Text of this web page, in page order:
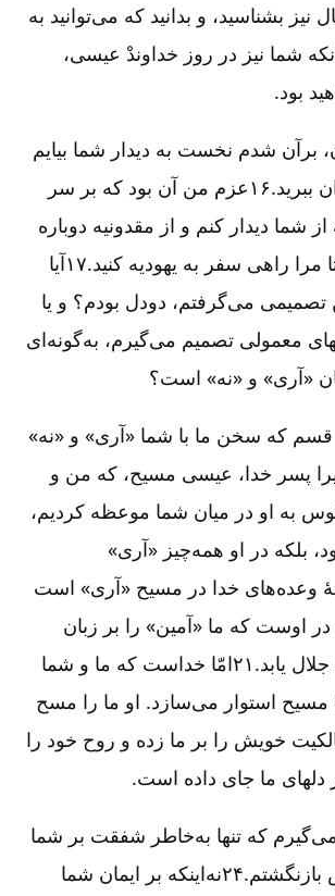
نیز بشناسید، و بدانید که می‌توانید به
شما نیز در روز خداوندْ عیسی،
بود.
بر‌آن شدم نخست به دیدار شما بیایم
تا بهره‌ای دوچندان ببرید.۱۶عزم من آن بود که بر سر
شما دیدار کنم و از مقدونیه دوباره
نزدتان بازگردم تا مرا راهی سفر به یهودیه کنید.۱۷آیا
تصمیمی می‌گرفتم، دودل بودم؟ و یا
معمولی تصمیم می‌گیرم، به‌گونه‌ای
«آری» و «نه» است؟
قسم که سخن ما با شما «آری» و «نه»
است.۱۹زیرا پسر خدا، عیسی مسیح، که من و
به او در میان شما موعظه کردیم،
بلکه در او همه‌چیز «آری»
همۀ وعده‌های خدا در مسیح «آری» است
اوست که ما «آمین» را بر زبان
می‌آوریم، تا خدا جلال یابد.۲۱امّا خداست که ما و شما
مسیح استوار می‌سازد. او ما را مسح
مالکیت خویش را بر ما زده و روح خود را
دلهای ما جای داده است.
می‌گیرم که تنها به‌خاطر شفقت بر شما
بود که به قُرِنتُس بازنگشتم.۲۴نه‌اینکه بر ایمان شما